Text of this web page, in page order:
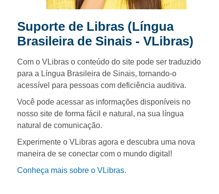
Suporte de Libras (Língua
Brasileira de Sinais - VLibras)
Com o VLibras o conteúdo do site pode ser traduzido
para a Língua Brasileira de Sinais, tornando-o
acessível para pessoas com deficiência auditiva.
Você pode acessar as informações disponíveis no
nosso site de forma fácil e natural, na sua língua
natural de comunicação.
Experimente o VLibras agora e descubra uma nova
maneira de se conectar com o mundo digital!
Conheça mais sobre o VLibras.